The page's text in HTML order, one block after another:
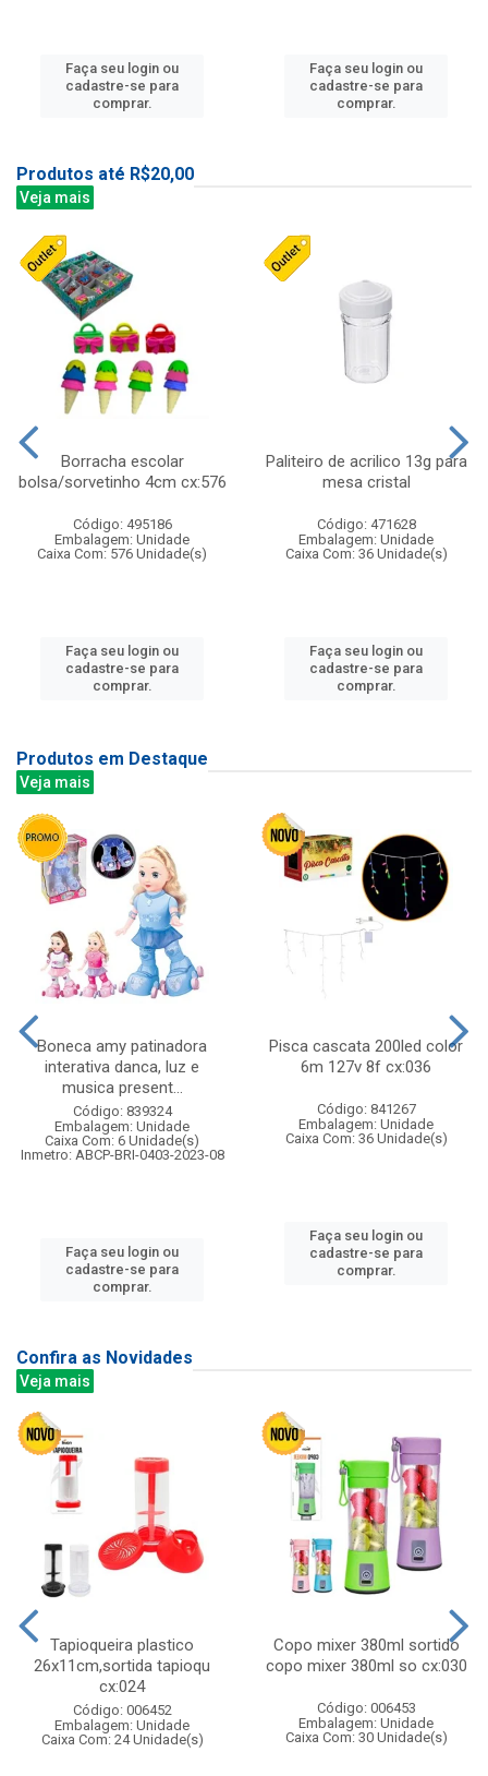
Faça seu login ou
cadastre-se para
comprar.
Faça seu login ou
cadastre-se para
comprar.
Produtos até R$20,00
Veja mais
Borracha escolar
bolsa/sorvetinho 4cm cx:576
Código: 495186
Embalagem: Unidade
Caixa Com: 576 Unidade(s)
Faça seu login ou
cadastre-se para
comprar.
Paliteiro de acrilico 13g para
mesa cristal
Código: 471628
Embalagem: Unidade
Caixa Com: 36 Unidade(s)
Faça seu login ou
cadastre-se para
comprar.
Produtos em Destaque
Veja mais
Boneca amy patinadora
interativa danca, luz e
musica present...
Código: 839324
Embalagem: Unidade
Caixa Com: 6 Unidade(s)
Inmetro: ABCP-BRI-0403-2023-08
Faça seu login ou
cadastre-se para
comprar.
Pisca cascata 200led color
6m 127v 8f cx:036
Código: 841267
Embalagem: Unidade
Caixa Com: 36 Unidade(s)
Faça seu login ou
cadastre-se para
comprar.
Confira as Novidades
Veja mais
Tapioqueira plastico
26x11cm,sortida tapioqu
cx:024
Código: 006452
Embalagem: Unidade
Caixa Com: 24 Unidade(s)
Copo mixer 380ml sortido
copo mixer 380ml so cx:030
Código: 006453
Embalagem: Unidade
Caixa Com: 30 Unidade(s)